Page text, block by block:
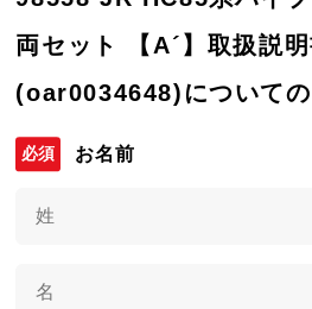
両セット 【A´】取扱説
(oar0034648)について
お名前